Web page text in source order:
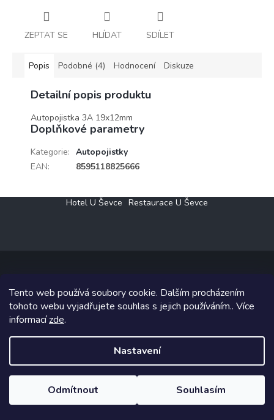
Tento web používá soubory cookie. Dalším procházením
tohoto webu vyjadřujete souhlas s jejich používáním.. Více
informacízde.
Nastavení
Odmítnout Souhlasím
ZEPTAT SE HLÍDAT SDÍLET
Popis Podobné (4) Hodnocení Diskuze
Detailní popis produktu
Autopojistka 3A 19x12mm
Doplňkové parametry
Kategorie: Autopojistky
EAN: 8595118825666
Hotel U Ševce Restaurace U Ševce
Copyright 2026Elektro Klesný s.r.o.. Všechna práva vyhrazena.
Grafický návrh vytvořil a na Shoptet implementoval
Shoptetak.cz.
Vytvořil Shoptet